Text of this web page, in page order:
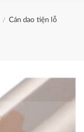
/ Cán dao tiện lỗ